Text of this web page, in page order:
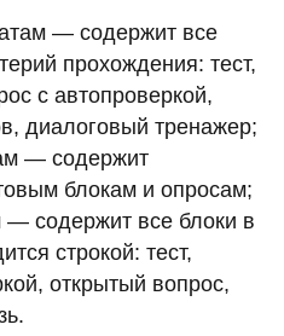
— содержит все
прохождения: тест,
с автопроверкой,
диалоговый тренажер;
— содержит
блокам и опросам;
— содержит все блоки в
строкой: тест,
открытый вопрос,